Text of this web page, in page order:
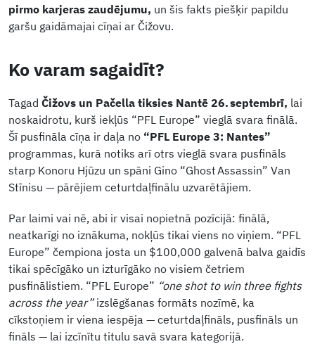
pirmo karjeras zaudējumu, un šis fakts piešķir papildu
garšu gaidāmajai cīņai ar Čižovu.
Ko varam sagaidīt?
Tagad Čižovs un Pačella tiksies Nantē 26. septembrī, lai
noskaidrotu, kurš iekļūs “PFL Europe” vieglā svara finālā.
Šī pusfināla cīņa ir daļa no “PFL Europe 3: Nantes”
programmas, kurā notiks arī otrs vieglā svara pusfināls
starp Konoru Hjūzu un spāni Gino “Ghost Assassin” Van
Stīnisu — pārējiem ceturtdaļfinālu uzvarētājiem.
Par laimi vai nē, abi ir visai nopietnā pozīcijā: finālā,
neatkarīgi no iznākuma, nokļūs tikai viens no viņiem. “PFL
Europe” čempiona josta un $100,000 galvenā balva gaidīs
tikai spēcīgāko un izturīgāko no visiem četriem
pusfinālistiem. “PFL Europe” “one shot to win three fights
across the year”izslēgšanas formāts nozīmē, ka
cīkstoņiem ir viena iespēja — ceturtdaļfināls, pusfināls un
fināls — lai izcīnītu titulu savā svara kategorijā.